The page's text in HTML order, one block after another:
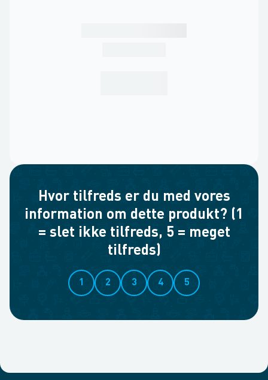
Hvor tilfreds er du med vores
information om dette produkt? (1
= slet ikke tilfreds, 5 = meget
tilfreds)
1 2 3 4 5